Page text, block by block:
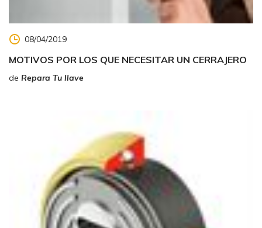
08/04/2019
MOTIVOS POR LOS QUE NECESITAR UN CERRAJERO
de Repara Tu llave